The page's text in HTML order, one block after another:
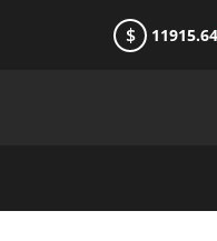
$ 11915.64